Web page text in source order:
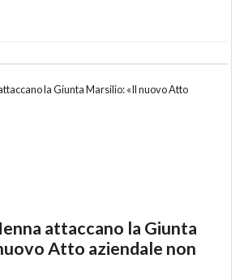
attaccano la Giunta
Atto aziendale non